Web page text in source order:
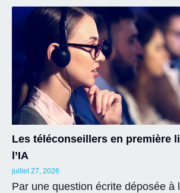
Les téléconseillers en première
l’IA
juillet 27, 2026
Par une question écrite déposée à